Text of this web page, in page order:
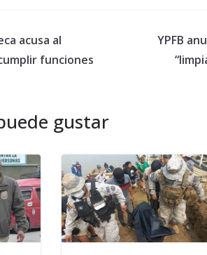
acusa al
funciones
YPFB
gustar